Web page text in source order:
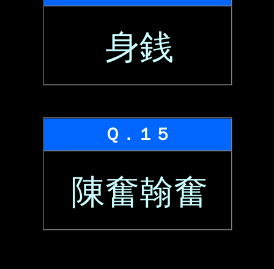
身銭
Ｑ．１５
陳奮翰奮